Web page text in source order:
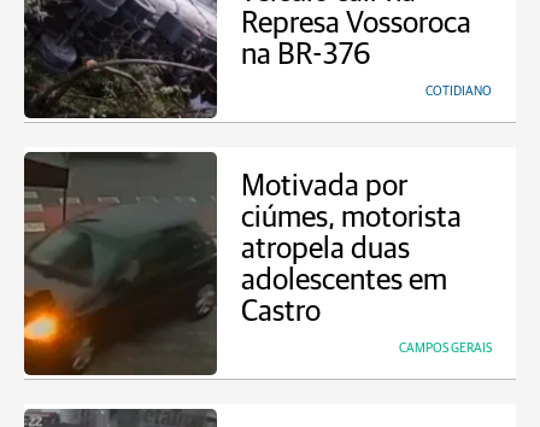
Represa Vossoroca
na BR-376
COTIDIANO
Motivada por
ciúmes, motorista
atropela duas
adolescentes em
Castro
CAMPOS GERAIS